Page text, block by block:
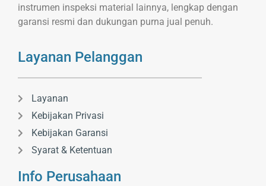
instrumen inspeksi material lainnya, lengkap dengan
garansi resmi dan dukungan purna jual penuh.
Layanan Pelanggan
Layanan
Kebijakan Privasi
Kebijakan Garansi
Syarat & Ketentuan
Info Perusahaan